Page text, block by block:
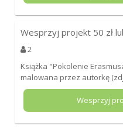
Wesprzyj projekt 50 zł
2
Książka "Pokolenie
malowana przez autorkę
Wesprzyj